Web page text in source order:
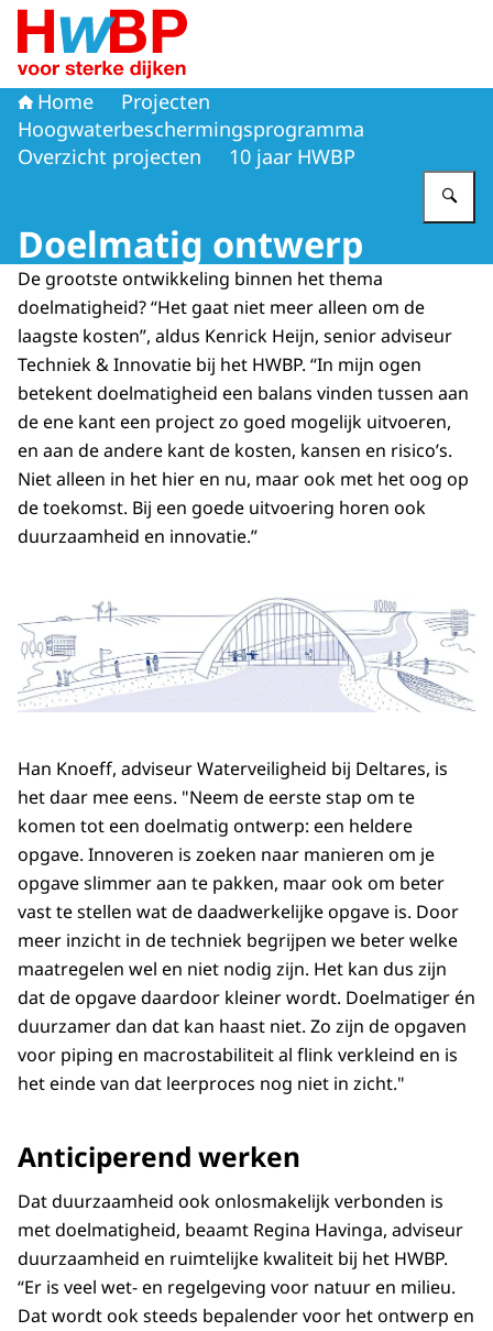
Naar de homepage van
Home
Projecten
Hoogwaterbeschermingsprogramma
Overzicht projecten
10 jaar HWBP
Doelmatig ontwerp
De grootste ontwikkeling binnen het thema
doelmatigheid? “Het gaat niet meer alleen om de
laagste kosten”, aldus Kenrick Heijn, senior adviseur
Techniek & Innovatie bij het HWBP. “In mijn ogen
betekent doelmatigheid een balans vinden tussen aan
de ene kant een project zo goed mogelijk uitvoeren,
en aan de andere kant de kosten, kansen en risico’s.
Niet alleen in het hier en nu, maar ook met het oog op
de toekomst. Bij een goede uitvoering horen ook
duurzaamheid en innovatie.”
Han Knoeff, adviseur Waterveiligheid bij Deltares, is
het daar mee eens. "Neem de eerste stap om te
komen tot een doelmatig ontwerp: een heldere
opgave. Innoveren is zoeken naar manieren om je
opgave slimmer aan te pakken, maar ook om beter
vast te stellen wat de daadwerkelijke opgave is. Door
meer inzicht in de techniek begrijpen we beter welke
maatregelen wel en niet nodig zijn. Het kan dus zijn
dat de opgave daardoor kleiner wordt. Doelmatiger én
duurzamer dan dat kan haast niet. Zo zijn de opgaven
voor piping en macrostabiliteit al flink verkleind en is
het einde van dat leerproces nog niet in zicht."
Anticiperend werken
Dat duurzaamheid ook onlosmakelijk verbonden is
met doelmatigheid, beaamt Regina Havinga, adviseur
duurzaamheid en ruimtelijke kwaliteit bij het HWBP.
“Er is veel wet- en regelgeving voor natuur en milieu.
Dat wordt ook steeds bepalender voor het ontwerp en